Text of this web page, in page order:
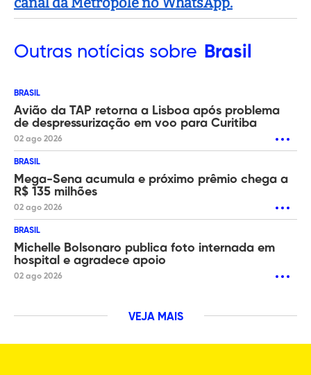
Outras notícias sobre Brasil
BRASIL
Avião da TAP retorna a Lisboa após problema
de despressurização em voo para Curitiba
02 ago 2026
BRASIL
Mega-Sena acumula e próximo prêmio chega a
R$ 135 milhões
02 ago 2026
BRASIL
Michelle Bolsonaro publica foto internada em
hospital e agradece apoio
02 ago 2026
VEJA MAIS